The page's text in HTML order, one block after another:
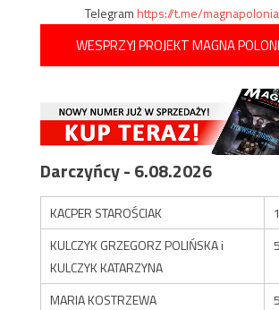
Telegramhttps://t.me/magnapolonia
WESPRZYJ PROJEKT MAGNA
Darczyńcy - 6.08.2026
KACPER STAROŚCIAK
KULCZYK GRZEGORZ POLIŃSKA i
KULCZYK KATARZYNA
MARIA KOSTRZEWA